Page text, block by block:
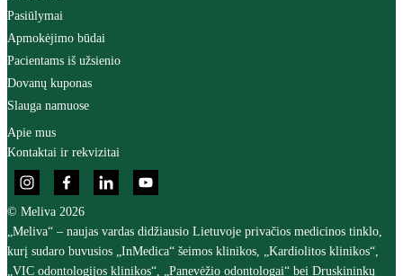
Pasiūlymai
Apmokėjimo būdai
Pacientams iš užsienio
Dovanų kuponas
Slauga namuose
Apie mus
Kontaktai ir rekvizitai
© Meliva 2026
„Meliva“ – naujas vardas didžiausio Lietuvoje privačios medicinos tinklo,
kurį sudaro buvusios „InMedica“ šeimos klinikos, „Kardiolitos klinikos“,
„VIC odontologijos klinikos“, „Panevėžio odontologai“ bei Druskininkų